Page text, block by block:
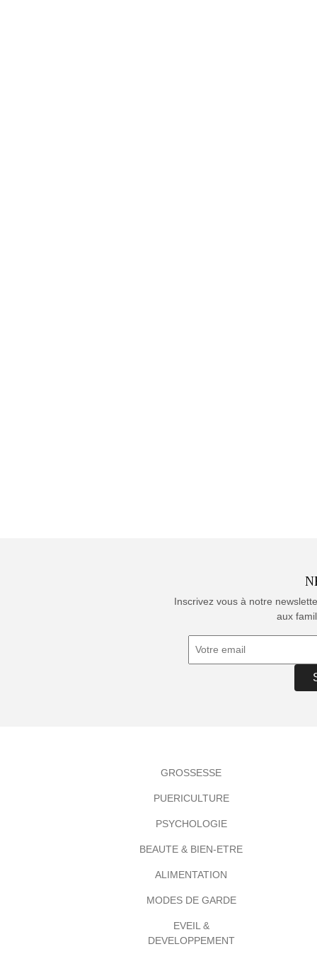
Inscrivez vous à notre
aux
GROSSESSE
PUERICULTURE
PSYCHOLOGIE
BEAUTE & BIEN-ETRE
ALIMENTATION
MODES DE GARDE
EVEIL &
DEVELOPPEMENT